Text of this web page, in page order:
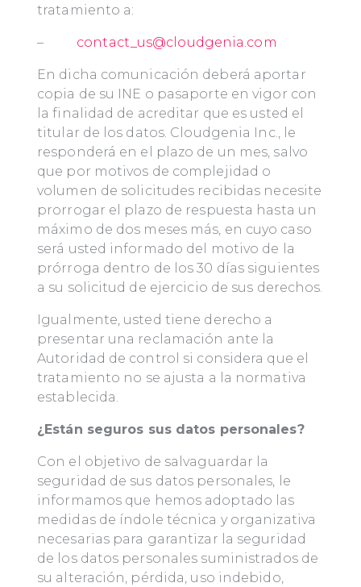
tratamiento a:
– contact_us@cloudgenia.com
En dicha comunicación deberá aportar
copia de su INE o pasaporte en vigor con
la finalidad de acreditar que es usted el
titular de los datos. Cloudgenia Inc., le
responderá en el plazo de un mes, salvo
que por motivos de complejidad o
volumen de solicitudes recibidas necesite
prorrogar el plazo de respuesta hasta un
máximo de dos meses más, en cuyo caso
será usted informado del motivo de la
prórroga dentro de los 30 días siguientes
a su solicitud de ejercicio de sus derechos.
Igualmente, usted tiene derecho a
presentar una reclamación ante la
Autoridad de control si considera que el
tratamiento no se ajusta a la normativa
establecida.
¿Están seguros sus datos personales?
Con el objetivo de salvaguardar la
seguridad de sus datos personales, le
informamos que hemos adoptado las
medidas de índole técnica y organizativa
necesarias para garantizar la seguridad
de los datos personales suministrados de
su alteración, pérdida, uso indebido,